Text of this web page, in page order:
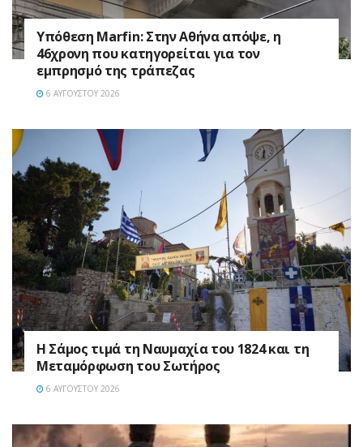
Υπόθεση Marfin: Στην Αθήνα απόψε, η
46χρονη που κατηγορείται για τον
εμπρησμό της τράπεζας
6 ΑΥΓΟΎΣΤΟΥ 2026
Η Σάμος τιμά τη Ναυμαχία του 1824 και τη
Μεταμόρφωση του Σωτήρος
6 ΑΥΓΟΎΣΤΟΥ 2026